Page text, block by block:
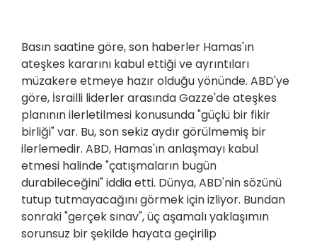
Basın saatine göre, son haberler Hamas'ın
ateşkes kararını kabul ettiği ve ayrıntıları
müzakere etmeye hazır olduğu yönünde. ABD'ye
göre, İsrailli liderler arasında Gazze'de ateşkes
planının ilerletilmesi konusunda "güçlü bir fikir
birliği" var. Bu, son sekiz aydır görülmemiş bir
ilerlemedir. ABD, Hamas'ın anlaşmayı kabul
etmesi halinde "çatışmaların bugün
durabileceğini" iddia etti. Dünya, ABD'nin sözünü
tutup tutmayacağını görmek için izliyor. Bundan
sonraki "gerçek sınav", üç aşamalı yaklaşımın
sorunsuz bir şekilde hayata geçirilip